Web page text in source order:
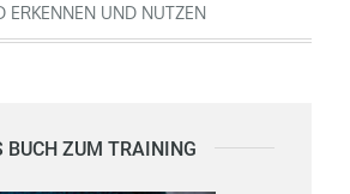
ERKENNEN UND NUTZEN
BUCH ZUM TRAINING